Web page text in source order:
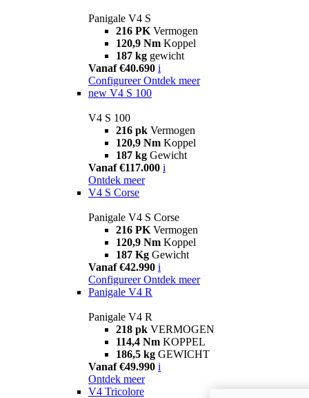
Panigale V4 S
216 PK Vermogen
120,9 Nm Koppel
187 kg gewicht
Vanaf €40.690 i
Configureer Ontdek meer
new V4 S 100
V4 S 100
216 pk Vermogen
120,9 Nm Koppel
187 kg Gewicht
Vanaf €117.000 i
Ontdek meer
V4 S Corse
Panigale V4 S Corse
216 PK Vermogen
120,9 Nm Koppel
187 Kg Gewicht
Vanaf €42.990 i
Configureer Ontdek meer
Panigale V4 R
Panigale V4 R
218 pk VERMOGEN
114,4 Nm KOPPEL
186,5 kg GEWICHT
Vanaf €49.990 i
Ontdek meer
V4 Tricolore